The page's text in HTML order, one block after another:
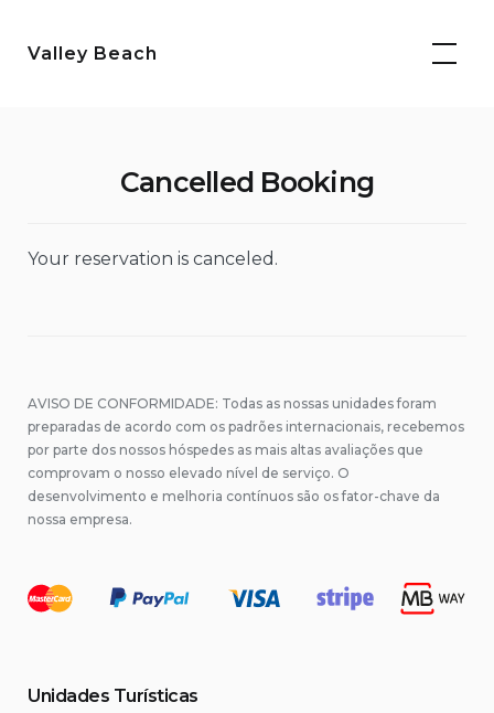
Valley Beach
Cancelled Booking
Your reservation is canceled.
AVISO DE CONFORMIDADE: Todas as nossas unidades foram
preparadas de acordo com os padrões internacionais, recebemos
por parte dos nossos hóspedes as mais altas avaliações que
comprovam o nosso elevado nível de serviço. O
desenvolvimento e melhoria contínuos são os fator-chave da
nossa empresa.
Unidades Turísticas